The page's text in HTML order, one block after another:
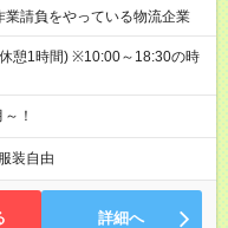
請負をやっている物流企業
憩1時間) ※10:00～18:30の時
！
服装自由
詳細へ